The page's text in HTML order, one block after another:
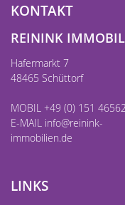
KONTAKT
REININK
Hafermarkt 7
48465 Schüttorf
MOBIL +49 (0) 151
E-MAIL info@reinink-
immobilien.de
LINKS